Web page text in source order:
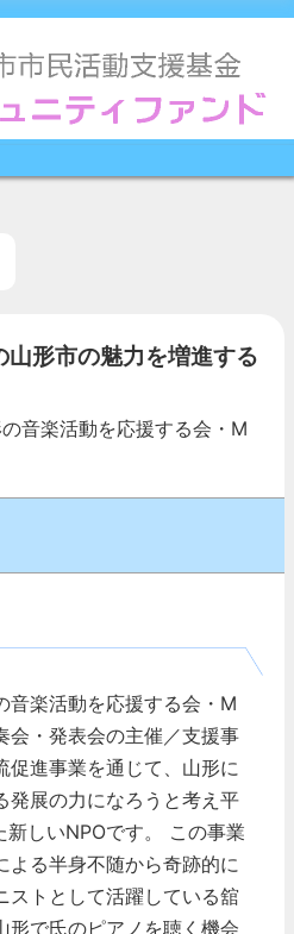
形市の魅力を増進する
音楽活動を応援する会・M
音楽活動を応援する会・M
会・発表会の主催／支援事
促進事業を通じて、山形に
発展の力になろうと考え平
しいNPOです。
この事業
よる半身不随から奇跡的に
ストとして活躍している舘
形で氏のピアノを聴く機会